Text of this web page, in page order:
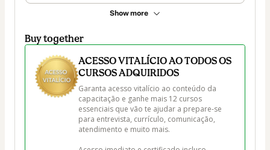
Show more
Buy together
ACESSO VITALÍCIO AO TODOS OS
CURSOS ADQUIRIDOS
Garanta acesso vitalício ao conteúdo da
capacitação e ganhe mais 12 cursos
essenciais que vão te ajudar a prepare-se
para entrevista, currículo, comunicação,
atendimento e muito mais.